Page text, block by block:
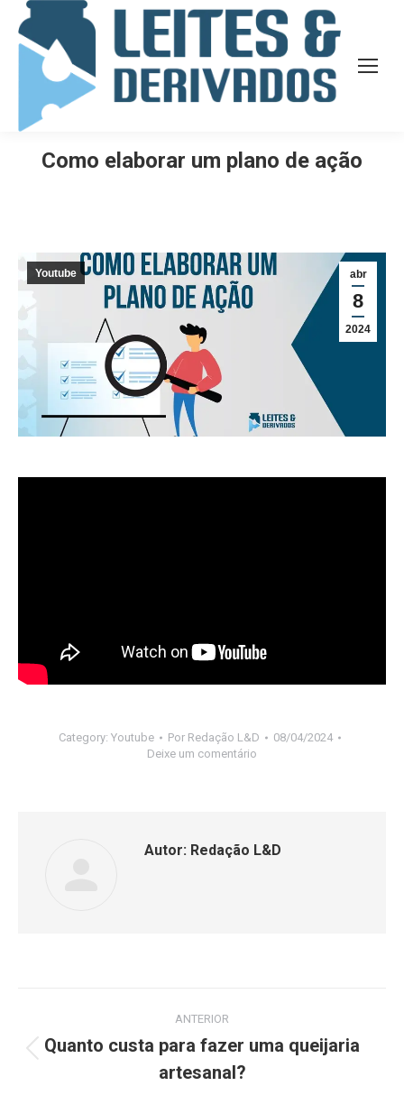
Como elaborar um plano de ação
abr
8
2024
Youtube
Category: Youtube Por Redação L&D
08/04/2024
Deixe um comentário
Autor: Redação L&D
ANTERIOR
Quanto custa para fazer uma queijaria
artesanal?